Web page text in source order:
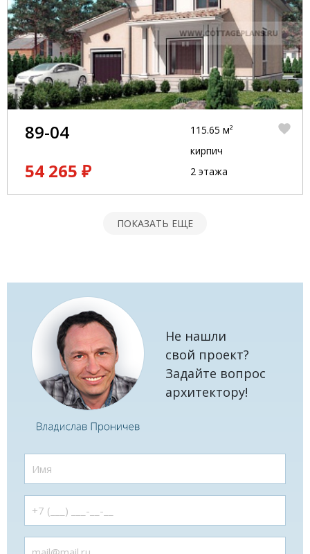
89-04
54 265 ₽
115.65 м²
кирпич
2 этажа
ПОКАЗАТЬ ЕЩЕ
Не нашли
свой проект?
Задайте вопрос
архитектору!